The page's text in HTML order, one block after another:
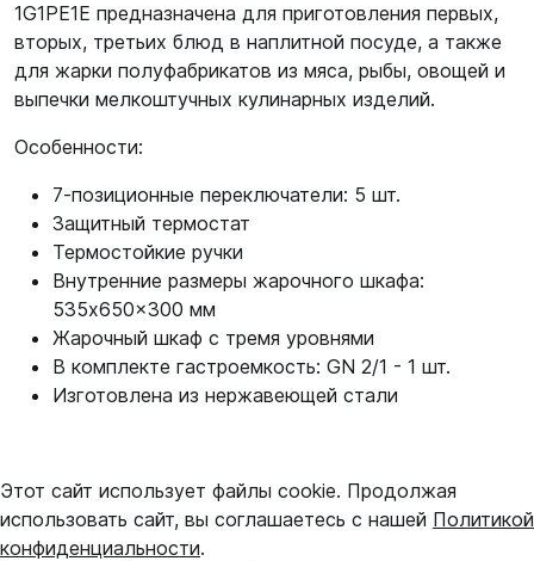
1G1PE1E предназначена для приготовления первых,
вторых, третьих блюд в наплитной посуде, а также
для жарки полуфабрикатов из мяса, рыбы, овощей и
выпечки мелкоштучных кулинарных изделий.
Особенности:
7-позиционные переключатели: 5 шт.
Защитный термостат
Термостойкие ручки
Внутренние размеры жарочного шкафа:
535x650x300 мм
Жарочный шкаф с тремя уровнями
В комплекте гастроемкость: GN 2/1 - 1 шт.
Изготовлена из нержавеющей стали
Этот сайт использует файлы cookie. Продолжая
использовать сайт, вы соглашаетесь с нашей Политикой
конфиденциальности.